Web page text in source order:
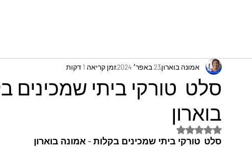
סלט טורקי ביתי שמכינים
בוארון
אמונה בוארון23 באפר׳ 2024 זמן קריאה 1 דקות
דירוג של NaN מתוך 5 כוכבים
סלט  טורקי ביתי שמכינים בקלות - אמונה בוארון